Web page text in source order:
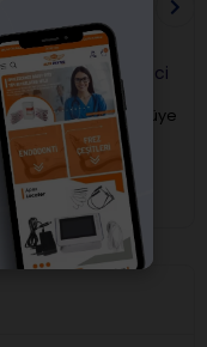
Coltosol F Geçici
görebilmek için üye
girişi yapmalısınız.